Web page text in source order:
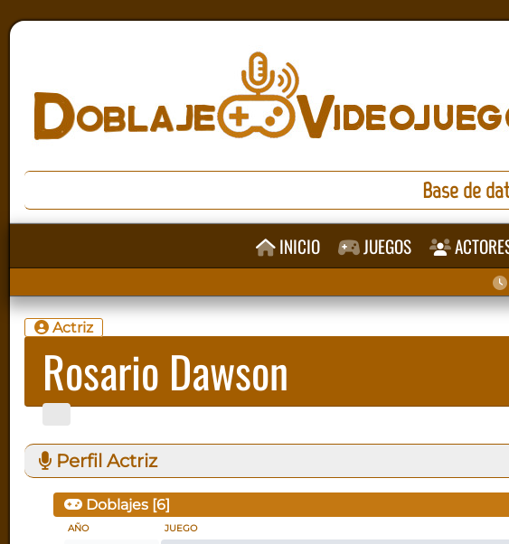
Base de
INICIO JUEGOS
Actriz
Rosario Dawson
Perfil Actriz
Doblajes [6]
AÑO JUEGO